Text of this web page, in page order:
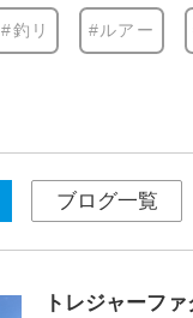
#釣リ #ルアー
ブログ一覧
トレジャーフ